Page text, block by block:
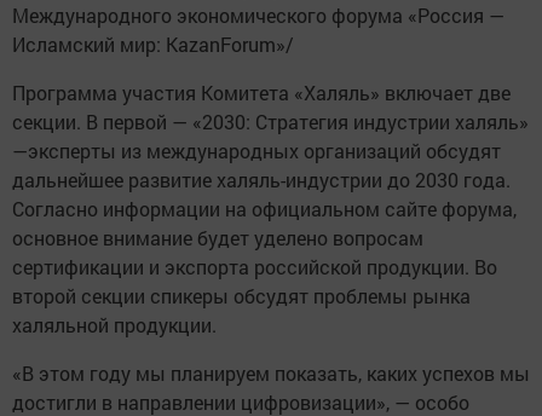
Международного экономического форума «Россия —
Исламский мир: KazanForum»/
Программа участия Комитета «Халяль» включает две
секции. В первой — «2030: Стратегия индустрии халяль»
—эксперты из международных организаций обсудят
дальнейшее развитие халяль-индустрии до 2030 года.
Согласно информации на официальном сайте форума,
основное внимание будет уделено вопросам
сертификации и экспорта российской продукции. Во
второй секции спикеры обсудят проблемы рынка
халяльной продукции.
«В этом году мы планируем показать, каких успехов мы
достигли в направлении цифровизации», — особо